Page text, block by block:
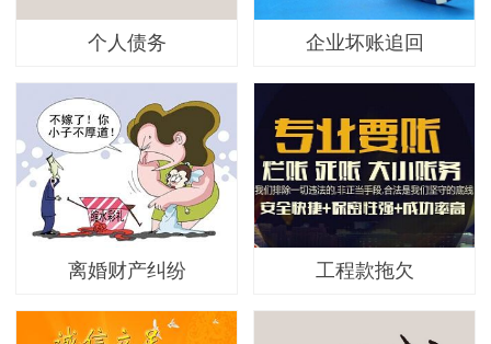
个人债务 企业坏账追回
离婚财产纠纷 工程款拖欠